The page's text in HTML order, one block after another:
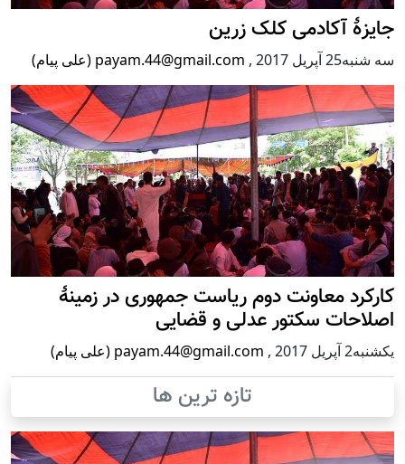
جایزۀ آکادمی کلک زرین
سه شنبه25 آپریل 2017 , payam.44@gmail.com (علی پیام)
کارکرد معاونت دوم ریاست جمهوری در زمینۀ
اصلاحات سکتور عدلی و قضایی
يكشنبه2 آپریل 2017 , payam.44@gmail.com (علی پیام)
تازه ترین ها